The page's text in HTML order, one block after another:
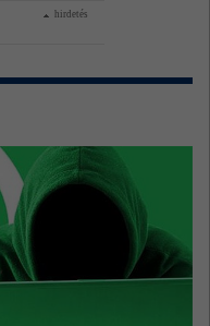
hirdetés